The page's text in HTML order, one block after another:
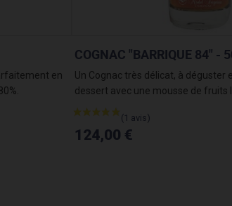
COGNAC "BARRIQUE 90" -
Des arômes de confiture d'abricot,
de panettone....
97,00 €